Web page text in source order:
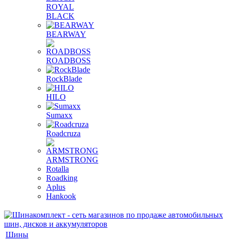
ROYAL
BLACK
BEARWAY
ROADBOSS
RockBlade
HILO
Sumaxx
Roadcruza
ARMSTRONG
Rotalla
Roadking
Aplus
Hankook
Шины